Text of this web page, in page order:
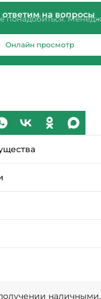
на вопросы
понадобиться.
Онлайн просмотр